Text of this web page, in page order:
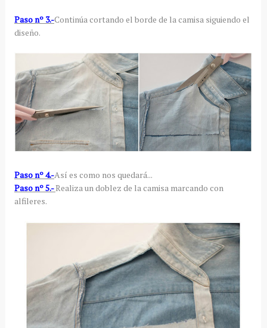
Paso nº 3.-Continúa cortando el borde de la camisa siguiendo el
diseño.
Paso nº 4.-Así es como nos quedará...
Paso nº 5.-Realiza un doblez de la camisa marcando con
alfileres.